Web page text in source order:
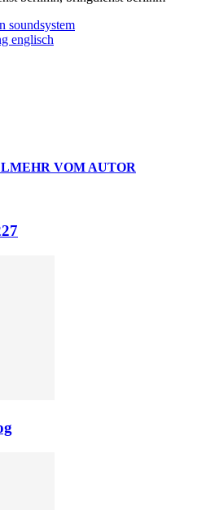
soundsystem
englisch
MEHR VOM AUTOR